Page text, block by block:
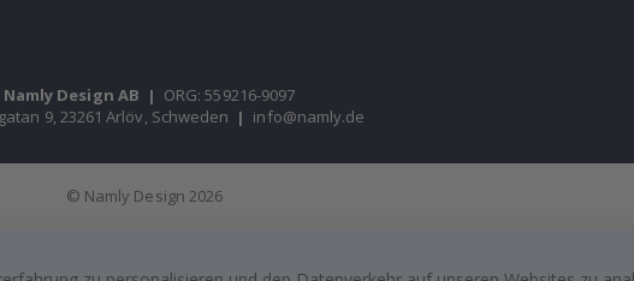
Namly Design AB | ORG: 559216-9097
9, 23261 Arlöv, Schweden | info@namly.de
© Namly Design 2026